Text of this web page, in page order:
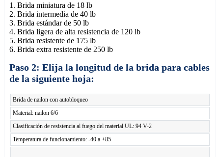
1. Brida miniatura de 18 lb
2. Brida intermedia de 40 lb
3. Brida estándar de 50 lb
4. Brida ligera de alta resistencia de 120 lb
5. Brida resistente de 175 lb
6. Brida extra resistente de 250 lb
Paso 2: Elija la longitud de la brida para cables
de la siguiente hoja:
Brida de nailon con autobloqueo
Material: nailon 6/6
Clasificación de resistencia al fuego del material UL: 94 V-2
Temperatura de funcionamiento: -40 a +85